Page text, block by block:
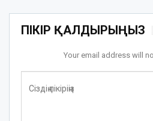
ПІКІР ҚАЛДЫРЫҢЫЗ
Your email address will